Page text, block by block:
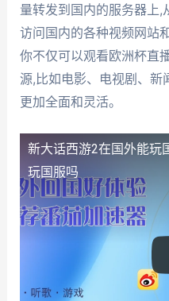
量转发到国内的服务器上,
访问国内的各种视频网站
你不仅可以观看欧洲杯直
源,比如电影、电视剧、
更加全面和灵活。
新大话西游2在国外能玩
玩国服吗